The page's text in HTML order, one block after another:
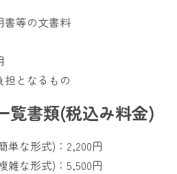
書等の文書料
担となるもの
覧書類(税込み料金)
単な形式)：2,200円
雑な形式)：5,500円